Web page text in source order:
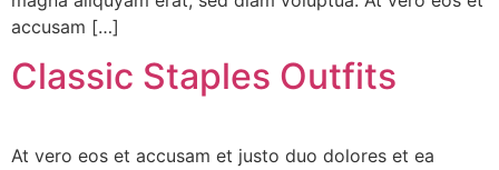
accusam […]
Classic Staples Outfits
At vero eos et accusam et justo duo dolores et ea